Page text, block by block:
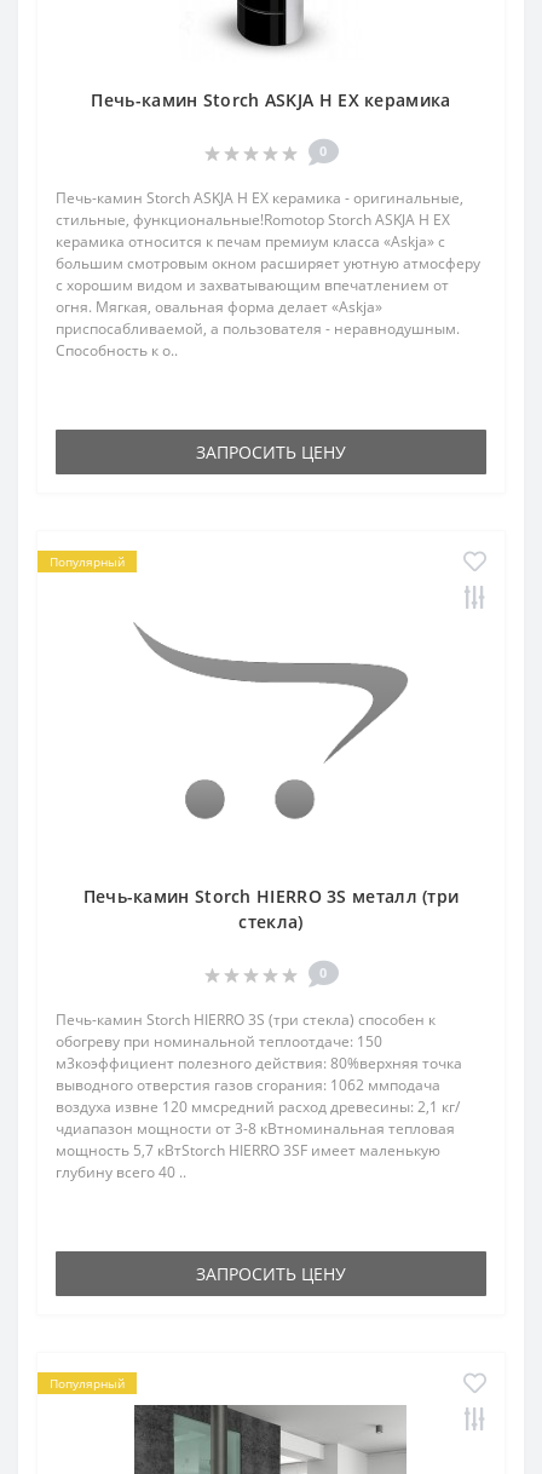
Печь-камин Storch ASKJA H EX керамика
0
Печь-камин Storch ASKJA H EX керамика - оригинальные,
стильные, функциональные!Romotop Storch ASKJA H EX
керамика относится к печам премиум класса «Askja» с
большим смотровым окном расширяет уютную атмосферу
с хорошим видом и захватывающим впечатлением от
огня. Мягкая, овальная форма делает «Askjа»
приспосабливаемой, а пользователя - неравнодушным.
Способность к о..
ЗАПРОСИТЬ ЦЕНУ
Популярный
Печь-камин Storch HIERRO 3S металл (три
стекла)
0
Печь-камин Storch HIERRO 3S (три стекла) способен к
обогреву при номинальной теплоотдаче: 150
м3коэффициент полезного действия: 80%верхняя точка
выводного отверстия газов сгорания: 1062 ммподача
воздуха извне 120 ммсредний расход древесины: 2,1 кг/
чдиапазон мощности от 3-8 кВтноминальная тепловая
мощность 5,7 кВтStorch HIERRO 3SF имеет маленькую
глубину всего 40 ..
ЗАПРОСИТЬ ЦЕНУ
Популярный